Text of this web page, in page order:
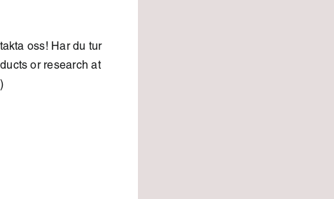
oss! Har du tur
or research at
)